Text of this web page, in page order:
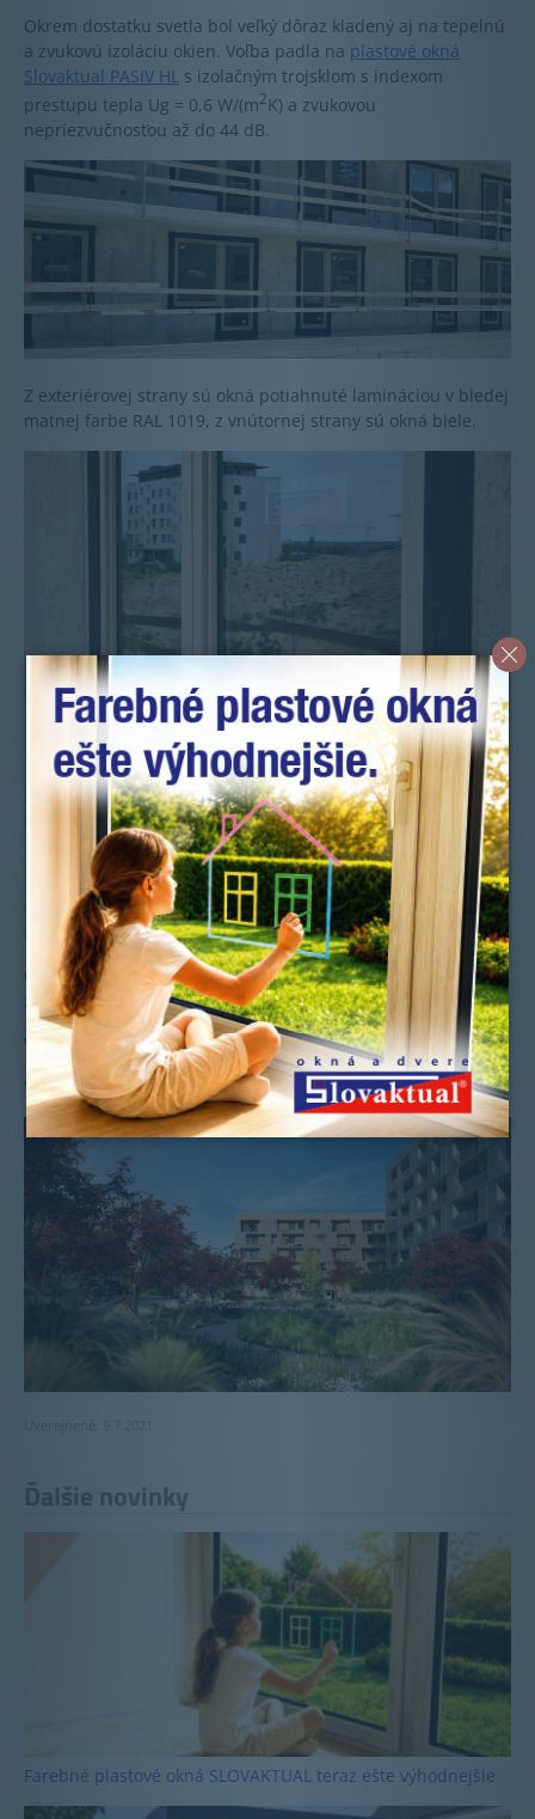
Okrem dostatku svetla bol veľký dôraz kladený aj na tepelnú
a zvukovú izoláciu okien. Voľba padla na plastové okná
Slovaktual PASIV HL s izolačným trojsklom s indexom
prestupu tepla Ug = 0,6 W/(m2K) a zvukovou
nepriezvučnosťou až do 44 dB.
Z exteriérovej strany sú okná potiahnuté lamináciou v bledej
matnej farbe RAL 1019, z vnútornej strany sú okná biele.
Celkovo ide o 1198 stavebných otvorov pre okná a balkónové
zostavy.
Viac o projekte: borybyvanie.sk
Vizualizácia:
Ďalšie novinky
Farebné plastové okná SLOVAKTUAL teraz ešte výhodnejšie